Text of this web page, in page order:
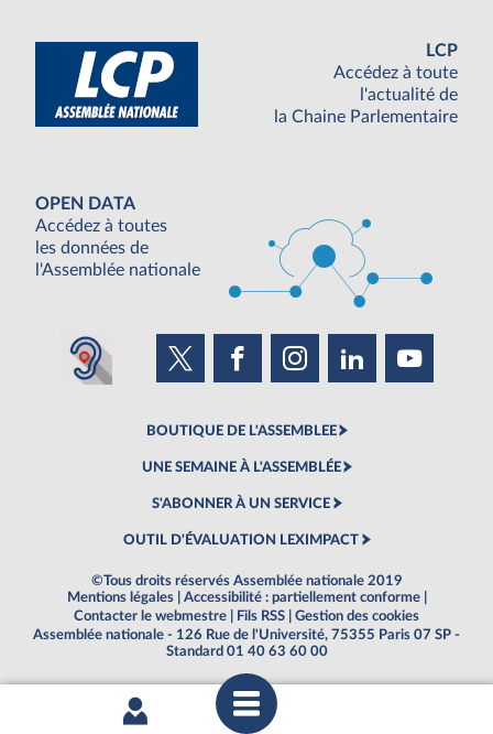
LCP
Accédez à toute
l'actualité de
la Chaine Parlementaire
OPEN DATA
Accédez à toutes
les données de
l'Assemblée nationale
BOUTIQUE DE L'ASSEMBLEE
UNE SEMAINE À L'ASSEMBLÉE
S'ABONNER À UN SERVICE
OUTIL D'ÉVALUATION LEXIMPACT
©Tous droits réservés Assemblée nationale 2019
Mentions légales
Accessibilité : partiellement conforme
Contacter le webmestre
Fils RSS
Gestion des cookies
Assemblée nationale - 126 Rue de l'Université, 75355 Paris 07 SP -
Standard 01 40 63 60 00